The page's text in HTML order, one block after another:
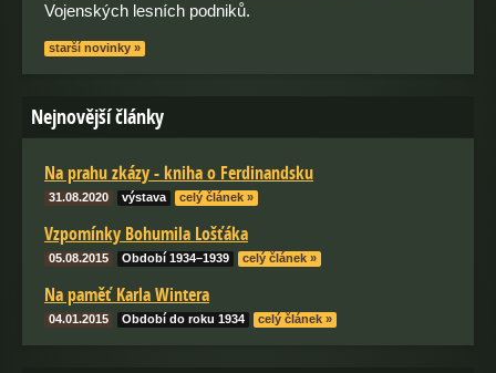
Vojenských lesních podniků.
starší novinky »
Nejnovější články
Na prahu zkázy - kniha o Ferdinandsku
31.08.2020 výstava celý článek »
Vzpomínky Bohumila Lošťáka
05.08.2015 Období 1934–1939 celý článek »
Na paměť Karla Wintera
04.01.2015 Období do roku 1934 celý článek »